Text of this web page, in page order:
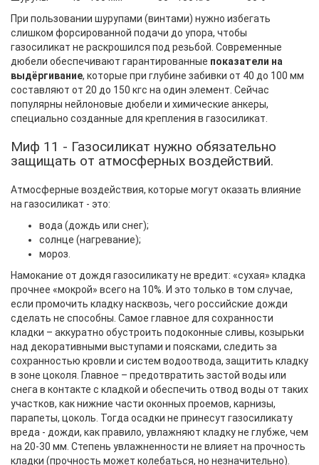
При пользовании шурупами (винтами) нужно избегать
слишком форсированной подачи до упора, чтобы
газосиликат не раскрошился под резьбой. Современные
дюбели обеспечивают гарантированные показатели на
выдёргивание, которые при глубине забивки от 40 до 100 мм
составляют от 20 до 150 кгс на один элемент. Сейчас
популярны нейлоновые дюбели и химические анкеры,
специально созданные для крепления в газосиликат.
Миф 11 - Газосиликат нужно обязательно
защищать от атмосферных воздействий.
Атмосферные воздействия, которые могут оказать влияние
на газосиликат - это:
вода (дождь или снег);
солнце (нагревание);
мороз.
Намокание от дождя газосиликату не вредит: «сухая» кладка
прочнее «мокрой» всего на 10%. И это только в том случае,
если промочить кладку насквозь, чего российские дожди
сделать не способны. Самое главное для сохранности
кладки – аккуратно обустроить подоконные сливы, козырьки
над декоративными выступами и поясками, следить за
сохранностью кровли и систем водоотвода, защитить кладку
в зоне цоколя. Главное – предотвратить застой воды или
снега в контакте с кладкой и обеспечить отвод воды от таких
участков, как нижние части оконных проемов, карнизы,
парапеты, цоколь. Тогда осадки не принесут газосиликату
вреда - дожди, как правило, увлажняют кладку не глубже, чем
на 20-30 мм. Степень увлажненности не влияет на прочность
кладки (прочность может колебаться, но незначительно).